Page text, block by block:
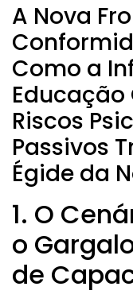
A Nova
Como a
Riscos
Passivos
Égide da
1. O
o
de